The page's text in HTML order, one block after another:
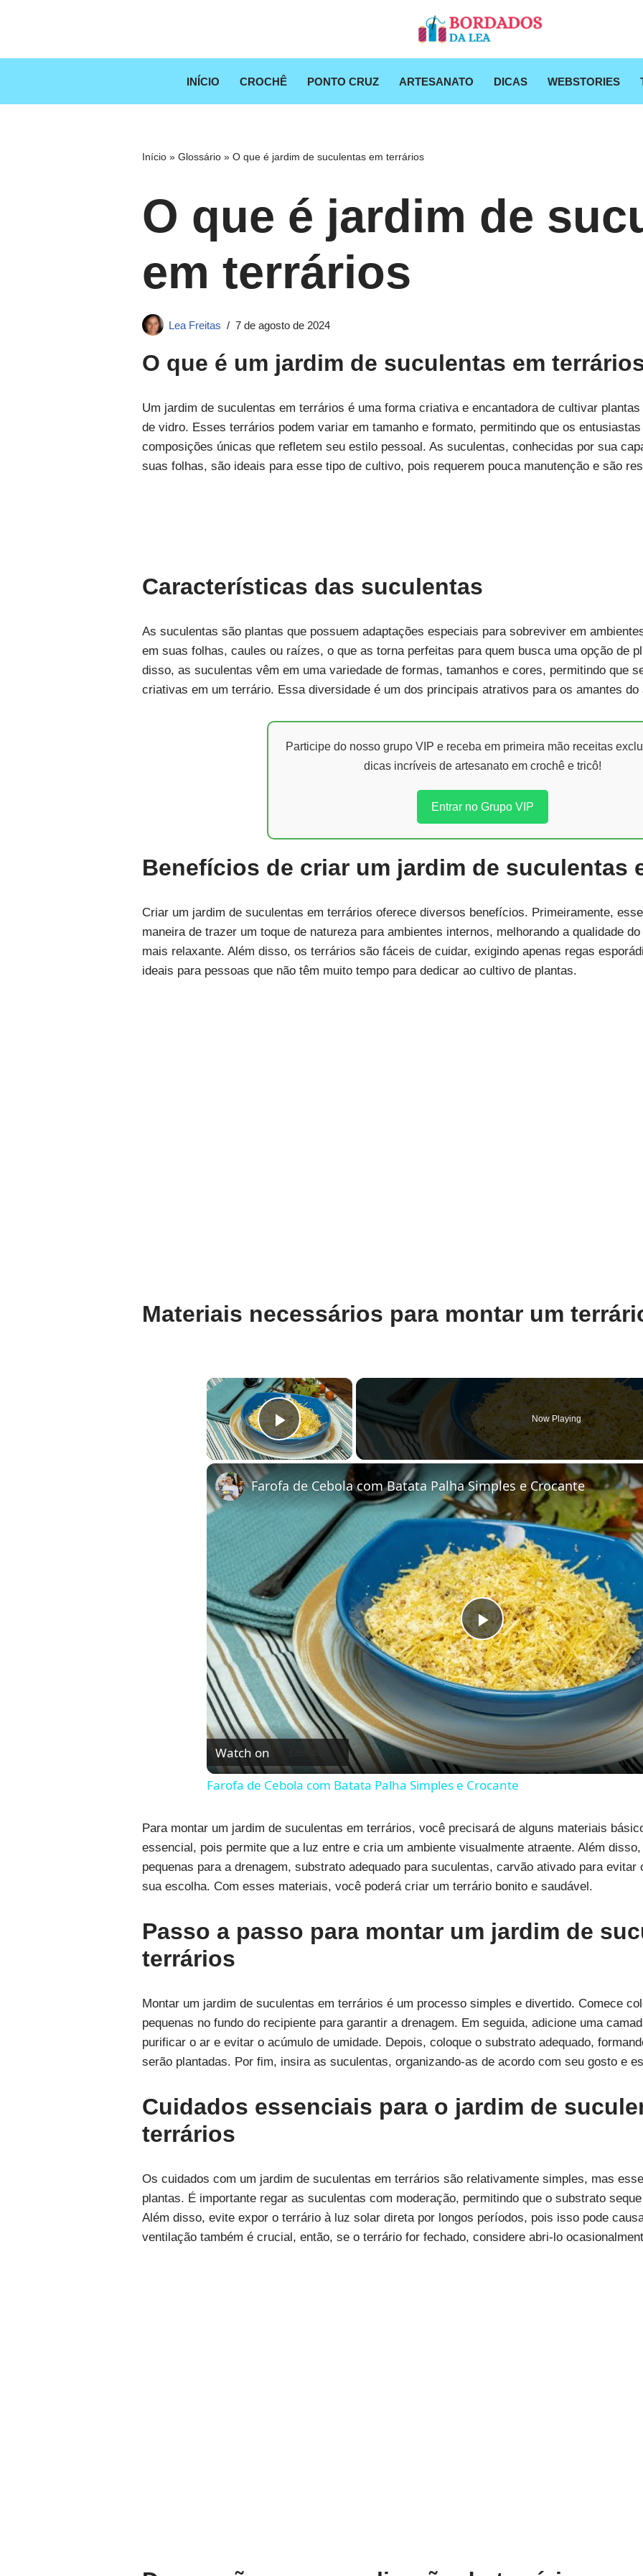
para
INÍCIO CROCHÊ PONTO CRUZ ARTESANATO DICAS WEBSTORIES
Início »Glossário »O que é jardim de suculentas em terrários
O que é jardim de
em terrários
Lea Freitas 7 de agosto de 2024
O que é um jardim de suculentas em
Um jardim de suculentas em terrários é uma forma criativa e encantadora de cultivar
de vidro. Esses terrários podem variar em tamanho e formato, permitindo que os
composições únicas que refletem seu estilo pessoal. As suculentas, conhecidas por sua
suas folhas, são ideais para esse tipo de cultivo, pois requerem pouca manutenção e são
Características das suculentas
As suculentas são plantas que possuem adaptações especiais para sobreviver em
em suas folhas, caules ou raízes, o que as torna perfeitas para quem busca uma opção de
disso, as suculentas vêm em uma variedade de formas, tamanhos e cores, permitindo que
criativas em um terrário. Essa diversidade é um dos principais atrativos para os amantes do
Participe do nosso grupo VIP e receba em primeira mão receitas
dicas incríveis de artesanato em crochê e tricô!
Entrar no Grupo VIP
Benefícios de criar um jardim de suculentas
Criar um jardim de suculentas em terrários oferece diversos benefícios. Primeiramente,
maneira de trazer um toque de natureza para ambientes internos, melhorando a qualidade
mais relaxante. Além disso, os terrários são fáceis de cuidar, exigindo apenas regas
ideais para pessoas que não têm muito tempo para dedicar ao cultivo de plantas.
Materiais necessários para montar um
×
Play Video
Now Playing
Play
Video
Farofa de Cebola com Batata Palha Simples e Crocante
Watch on
Farofa de Cebola com Batata Palha Simples e Crocante
Para montar um jardim de suculentas em terrários, você precisará de alguns materiais
essencial, pois permite que a luz entre e cria um ambiente visualmente atraente. Além
pequenas para a drenagem, substrato adequado para suculentas, carvão ativado para
sua escolha. Com esses materiais, você poderá criar um terrário bonito e saudável.
Passo a passo para montar um jardim de
terrários
Montar um jardim de suculentas em terrários é um processo simples e divertido. Comece
pequenas no fundo do recipiente para garantir a drenagem. Em seguida, adicione uma
purificar o ar e evitar o acúmulo de umidade. Depois, coloque o substrato adequado,
serão plantadas. Por fim, insira as suculentas, organizando-as de acordo com seu gosto e
Cuidados essenciais para o jardim de
terrários
Os cuidados com um jardim de suculentas em terrários são relativamente simples, mas
plantas. É importante regar as suculentas com moderação, permitindo que o substrato
Além disso, evite expor o terrário à luz solar direta por longos períodos, pois isso pode
ventilação também é crucial, então, se o terrário for fechado, considere abri-lo